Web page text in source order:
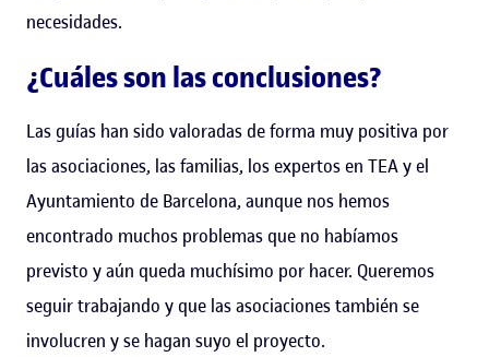
necesidades.
¿Cuáles son las conclusiones?
Las guías han sido valoradas de forma muy positiva por
las asociaciones, las familias, los expertos en TEA y el
Ayuntamiento de Barcelona, aunque nos hemos
encontrado muchos problemas que no habíamos
previsto y aún queda muchísimo por hacer. Queremos
seguir trabajando y que las asociaciones también se
involucren y se hagan suyo el proyecto.